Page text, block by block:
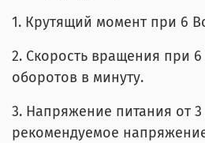
1. Крутящий момент при 6
2. Скорость вращения при 6
оборотов в минуту.
3. Напряжение питания от 3
рекомендуемое